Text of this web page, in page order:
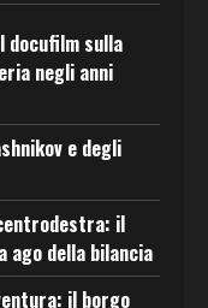
docufilm sulla
negli anni
e degli
il
ago della bilancia
il borgo